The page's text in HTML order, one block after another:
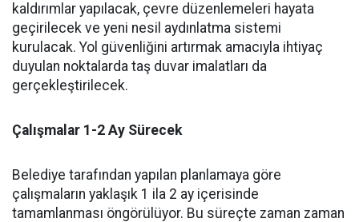
kaldırımlar yapılacak, çevre düzenlemeleri hayata
geçirilecek ve yeni nesil aydınlatma sistemi
kurulacak. Yol güvenliğini artırmak amacıyla ihtiyaç
duyulan noktalarda taş duvar imalatları da
gerçekleştirilecek.
Çalışmalar 1-2 Ay Sürecek
Belediye tarafından yapılan planlamaya göre
çalışmaların yaklaşık 1 ila 2 ay içerisinde
tamamlanması öngörülüyor. Bu süreçte zaman zaman